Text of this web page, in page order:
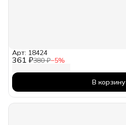
361 ₽380 ₽−5%
Арт: 18424
В корзину